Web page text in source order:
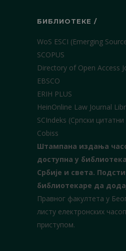
БИБЛИОТЕКЕ /
WoS ESCI (Emerging
SCOPUS
Directory of Open Access
EBSCO
ERIH PLUS
HeinOnline Law Journal
SCIndeks (Српски цитатни
Cobiss
Штампана издања
доступна у
Србије и света.
библиотекаре да
Правног факултета у
листу електронских
приступом.